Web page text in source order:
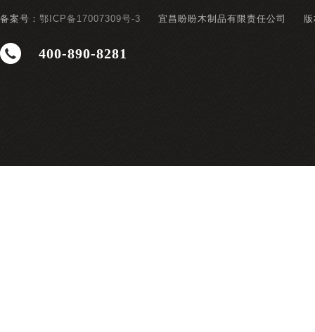
备案号： 鄂ICP备17007309号-3 宜昌盼盼木制品有限责任公司
400-890-8281